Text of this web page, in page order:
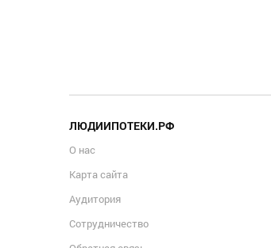
ЛЮДИИПОТЕКИ.РФ
О нас
Карта сайта
Аудитория
Сотрудничество